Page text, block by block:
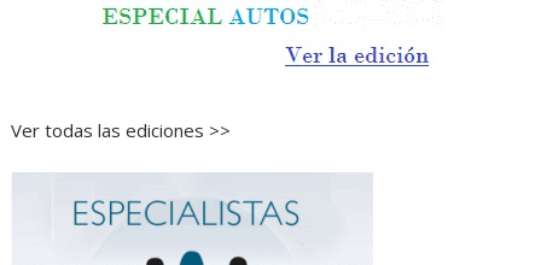
Ver todas las ediciones >>